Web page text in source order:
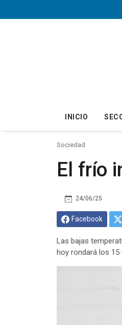
INICIO
Sociedad
El frío
24/06/25
Facebook
Las bajas
hoy rondará los 15